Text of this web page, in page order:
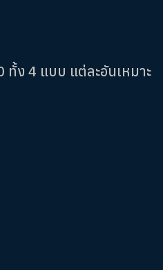
ง 4 แบบ แต่ละอันเหมาะ